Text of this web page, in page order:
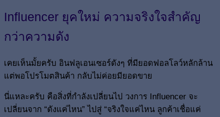
Influencer ยุคใหม่ ความจริงใจสำคัญ
กว่าความดัง
เคยเห็นมั้ยครับ อินฟลูเอนเซอร์ดังๆ ที่มียอดฟอลโลว์หลักล้าน
แต่พอโปรโมตสินค้า กลับไม่ค่อยมียอดขาย
นี่แหละครับ คือสิ่งที่กำลังเปลี่ยนไป วงการ Influencer จะ
เปลี่ยนจาก “ดังแค่ไหน” ไปสู่ “จริงใจแค่ไหน ลูกค้าเชื่อแค่